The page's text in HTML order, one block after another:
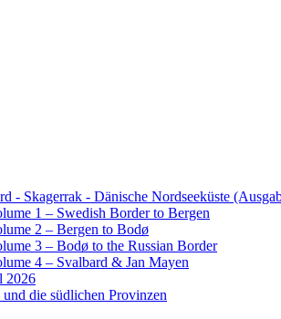
- Skagerrak - Dänische Nordseeküste
1 – Swedish Border to Bergen
2 – Bergen to Bodø
3 – Bodø to the Russian Border
4 – Svalbard & Jan Mayen
2026
die südlichen Provinzen